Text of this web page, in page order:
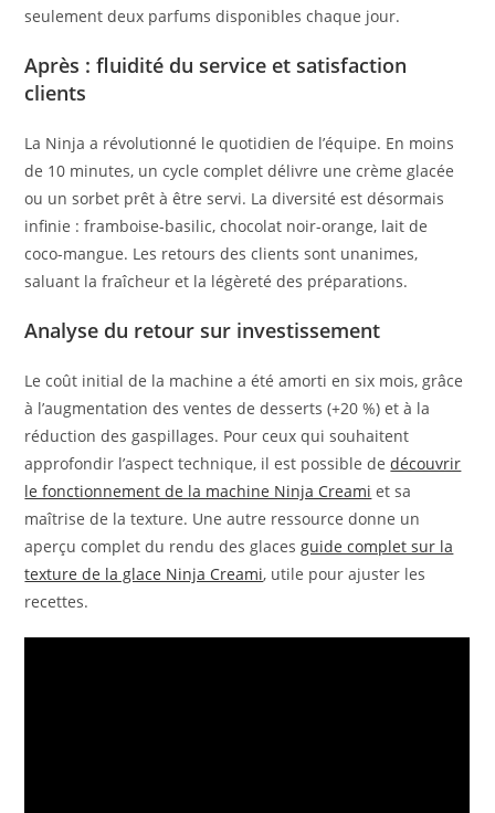
seulement deux parfums disponibles chaque jour.
Après : fluidité du service et satisfaction
clients
La Ninja a révolutionné le quotidien de l’équipe. En moins
de 10 minutes, un cycle complet délivre une crème glacée
ou un sorbet prêt à être servi. La diversité est désormais
infinie : framboise-basilic, chocolat noir-orange, lait de
coco-mangue. Les retours des clients sont unanimes,
saluant la fraîcheur et la légèreté des préparations.
Analyse du retour sur investissement
Le coût initial de la machine a été amorti en six mois, grâce
à l’augmentation des ventes de desserts (+20 %) et à la
réduction des gaspillages. Pour ceux qui souhaitent
approfondir l’aspect technique, il est possible dedécouvrir
le fonctionnement de la machine Ninja Creami et sa
maîtrise de la texture. Une autre ressource donne un
aperçu complet du rendu des glacesguide complet sur la
texture de la glace Ninja Creami, utile pour ajuster les
recettes.